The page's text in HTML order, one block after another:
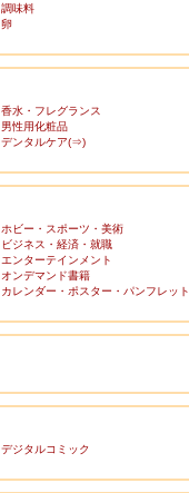
調味料
卵
香水・フレグランス
男性用化粧品
デンタルケア(⇒)
ホビー・スポーツ・美術
ビジネス・経済・就職
エンターテインメント
オンデマンド書籍
カレンダー・ポスター・パンフレット
デジタルコミック